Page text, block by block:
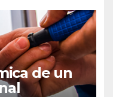
de un